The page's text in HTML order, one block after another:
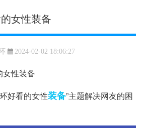
女性装备
2024-02-02 18:06:27
好看的女性装备”主题解决网友的困